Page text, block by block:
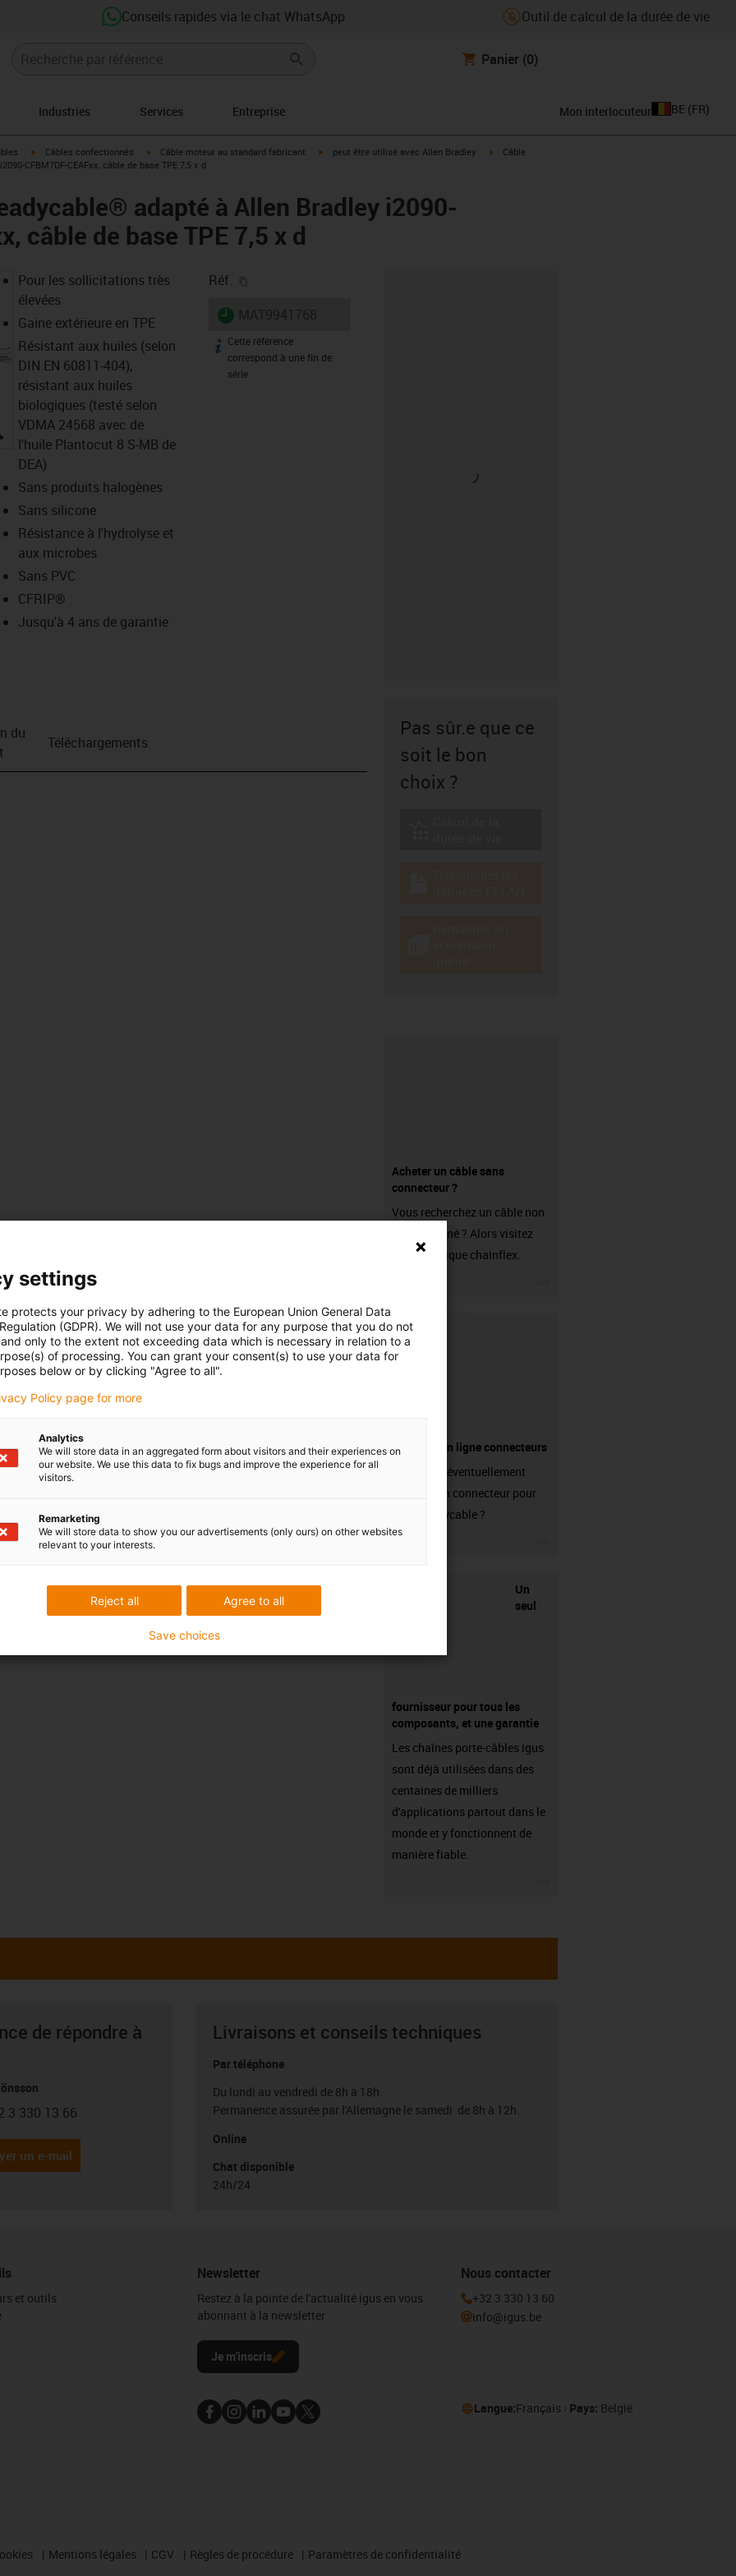
Conseils rapides via le chat WhatsApp Outil de calcul de la durée de vie
Panier (0)
Industries Services Entreprise Mon interlocuteur BE (FR)
igus-icon-arrow-right
Câbles confectionnés igus-icon-arrow-right
Câble moteur au standard fabricant igus-icon-arrow-right
peut être utilisé avec Allen Bradley igus-icon-arrow-right
Câble
CFBM7DF-CEAFxx, câble de base TPE 7,5 x d
adapté à Allen Bradley i2090-
câble de base TPE 7,5 x d
igus-icon-lupe
Pour les sollicitations très
élevées
Gaine extérieure en TPE
Résistant aux huiles (selon
DIN EN 60811-404),
résistant aux huiles
biologiques (testé selon
VDMA 24568 avec de
l'huile Plantocut 8 S-MB de
DEA)
Sans produits halogènes
Sans silicone
Résistance à l'hydrolyse et
aux microbes
Sans PVC
CFRIP®
Jusqu'à 4 ans de garantie
Réf.
igus-icon-lieferzeit
igus-icon-info
Cette référence
correspond à une fin de
série
du
Téléchargements
Pas sûr.e que ce
soit le bon
choix ?
Acheter un câble sans
connecteur ?
Vous recherchez un câble non
confectionné ? Alors visitez
notre boutique chainflex.
Boutique en ligne connecteurs
Avez-vous éventuellement
besoin d'un connecteur pour
votre readycable ?
Un
seul
fournisseur pour tous les
composants, et une garantie
Les chaînes porte-câbles igus
sont déjà utilisées dans des
centaines de milliers
d'applications partout dans le
monde et y fonctionnent de
manière fiable.
de répondre à
phone
3 330 13 66
un e-mail
Livraisons et conseils techniques
Par téléphone
Du lundi au vendredi de 8h à 18h.
Permanence assurée par l'Allemagne le samedi de 8h à 12h.
Online
Chat disponible
24h/24
et outils
Newsletter
Restez à la pointe de l'actualité igus en vous
abonnant à la newsletter
Je m'inscris
Nous contacter
+32 3 330 13 60
info@igus.be
Langue:Français Pays: België
Mentions légales CGV Règles de procédure Paramètres de confidentialité
settings
protects your privacy by adhering to the European Union General Data
(GDPR). We will not use your data for any purpose that you do not
only to the extent not exceeding data which is necessary in relation to a
of processing. You can grant your consent(s) to use your data for
below or by clicking "Agree to all".
Policy page for more
Analytics
We will store data in an aggregated form about visitors and their experiences on
our website. We use this data to fix bugs and improve the experience for all
visitors.
Remarketing
We will store data to show you our advertisements (only ours) on other websites
relevant to your interests.
Agree to all
Reject all
Save choices